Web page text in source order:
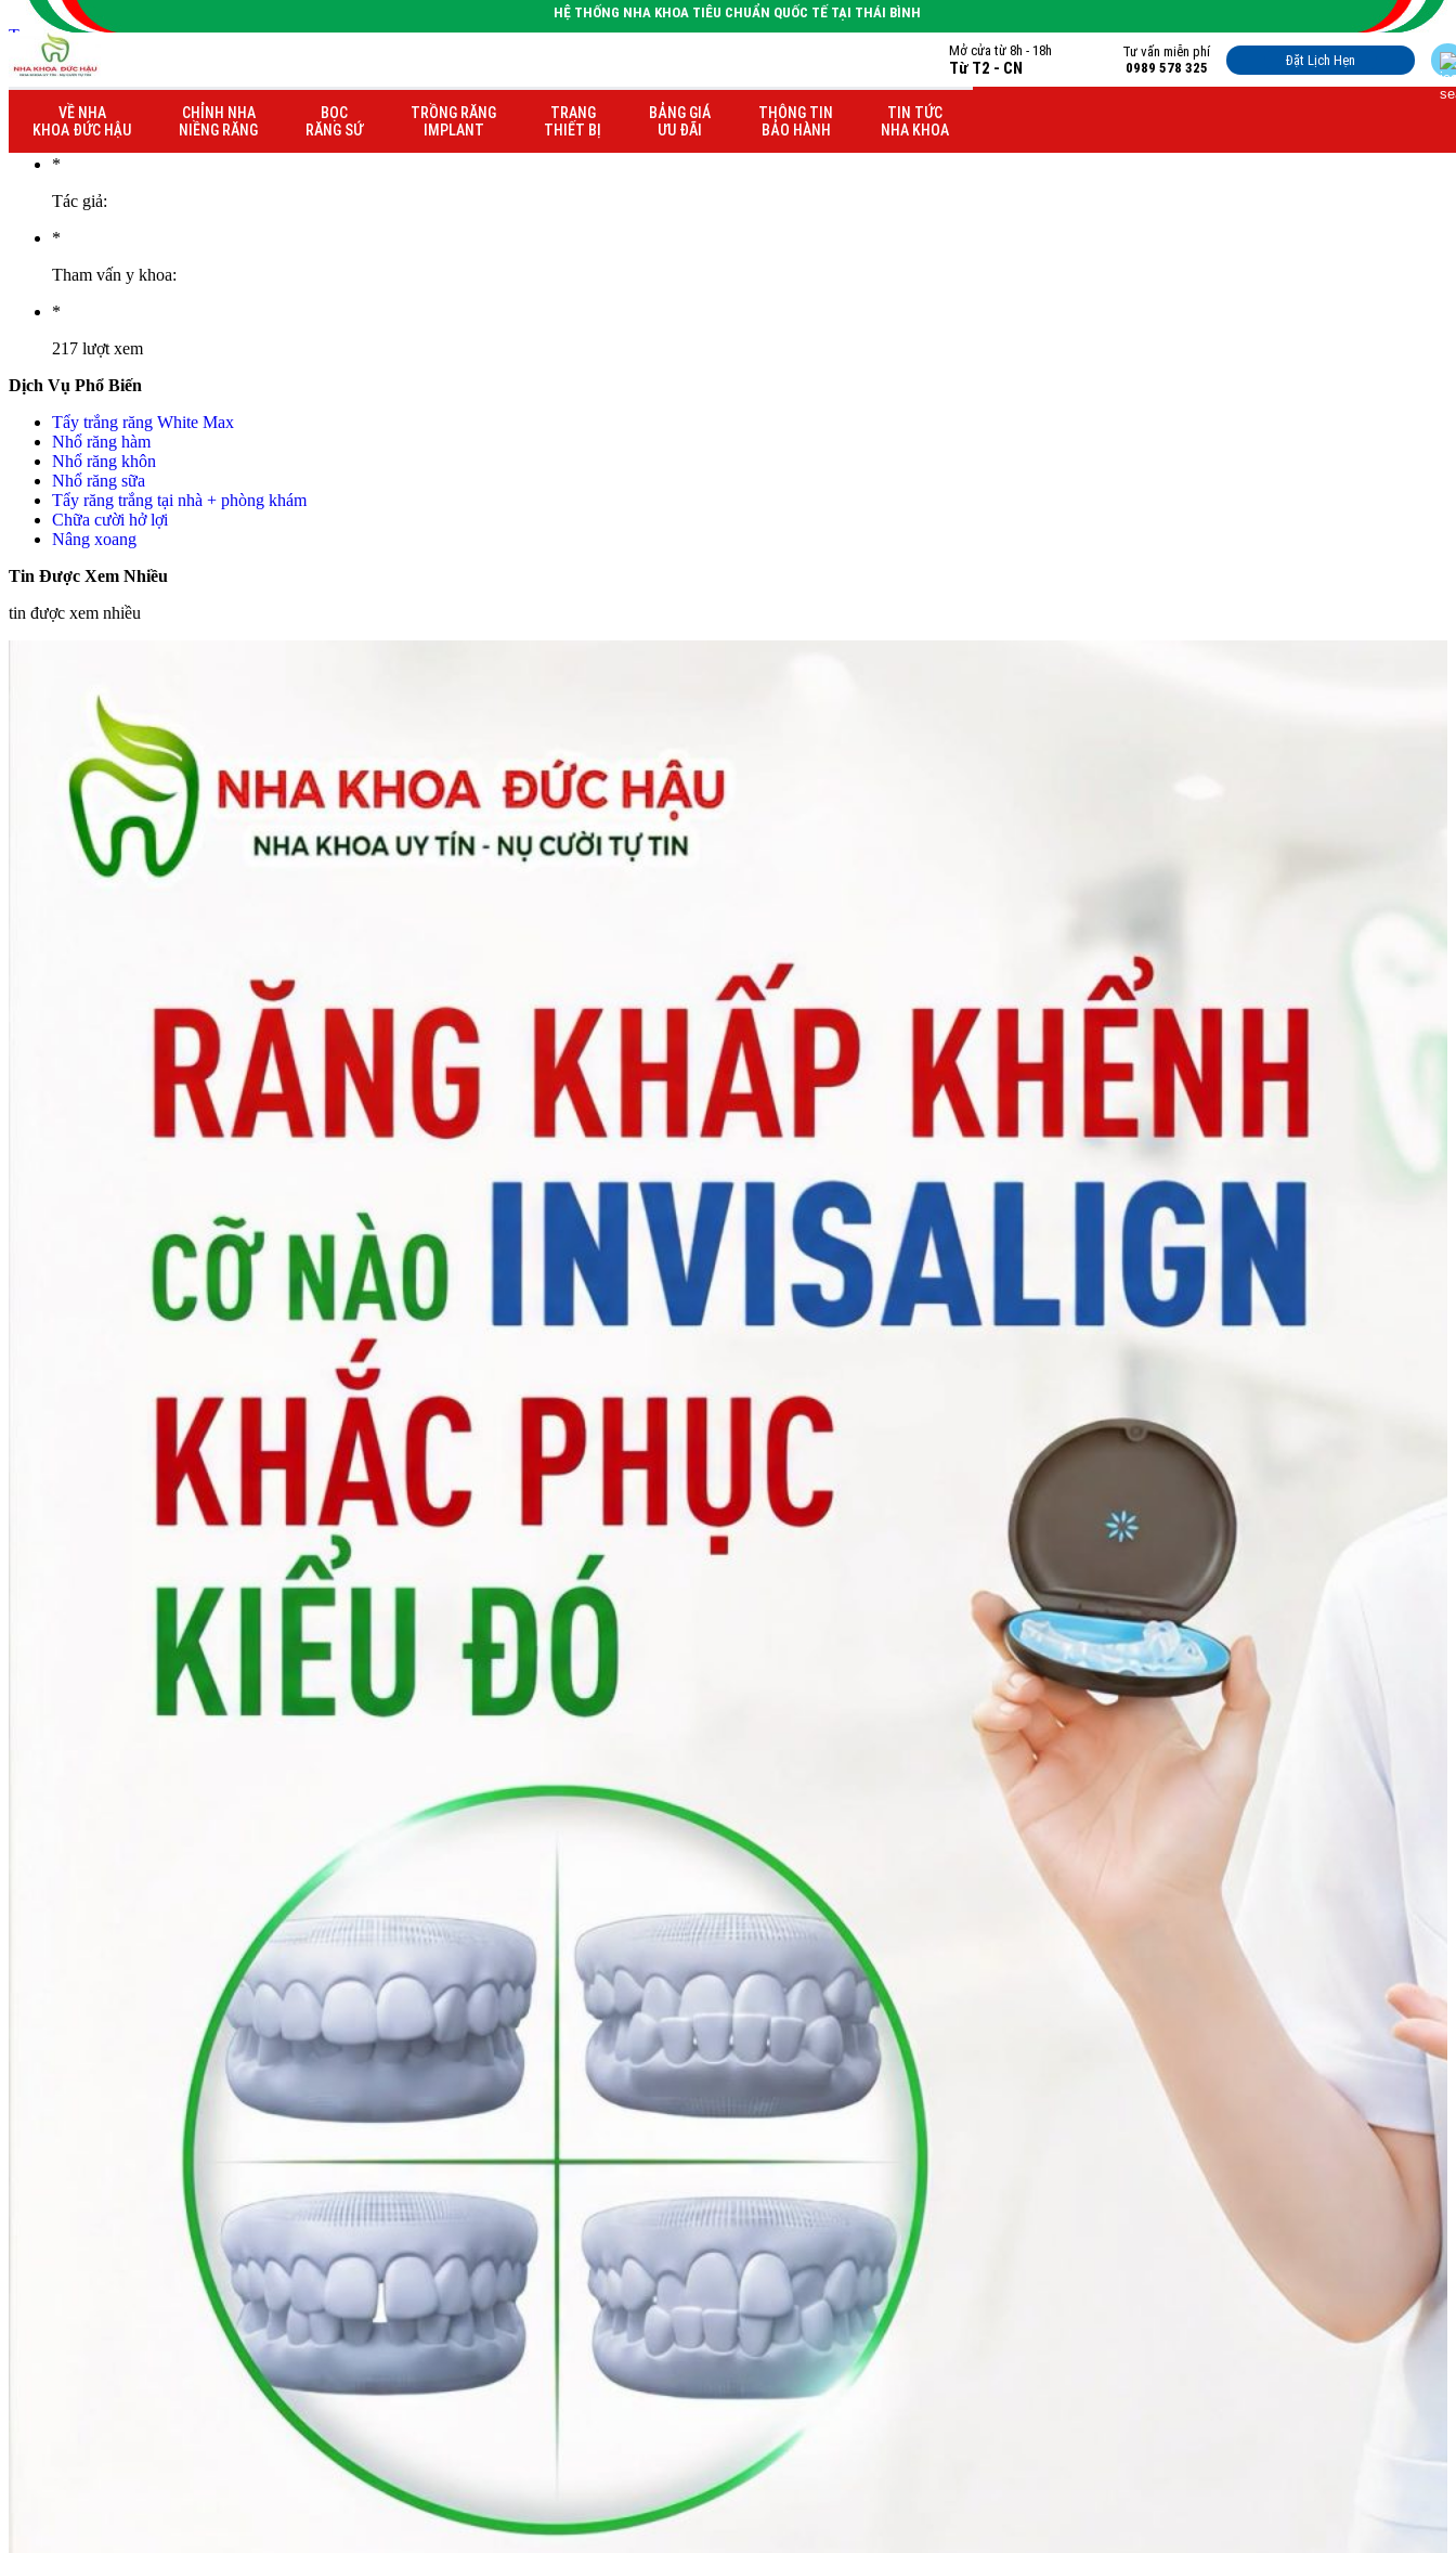
HỆ THỐNG NHA KHOA TIÊU CHUẨN QUỐC TẾ TẠI THÁI BÌNH
Mở cửa từ 8h - 18h
Từ T2 - CN
Tư vấn miễn phí
0989 578 325
Đặt Lịch Hẹn
VỀ NHA
KHOA ĐỨC HẬU
CHỈNH NHA
NIỀNG RĂNG
BỌC
RĂNG SỨ
TRỒNG RĂNG
IMPLANT
TRANG
THIẾT BỊ
BẢNG GIÁ
ƯU ĐÃI
THÔNG TIN
BẢO HÀNH
TIN TỨC
NHA KHOA
Trang chủ» Thông tin bảo hành khách hàng Nguyễn Thị Phương Dung
Thông tin bảo hành khách hàng Nguyễn Thị Phương Dung
21/12/2023
*
Tác giả:
*
Tham vấn y khoa:
*
217 lượt xem
Dịch Vụ Phổ Biến
Tẩy trắng răng White Max
Nhổ răng hàm
Nhổ răng khôn
Nhổ răng sữa
Tẩy răng trắng tại nhà + phòng khám
Chữa cười hở lợi
Nâng xoang
Tin Được Xem Nhiều
tin được xem nhiều